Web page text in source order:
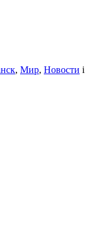
, Мир, Новости і